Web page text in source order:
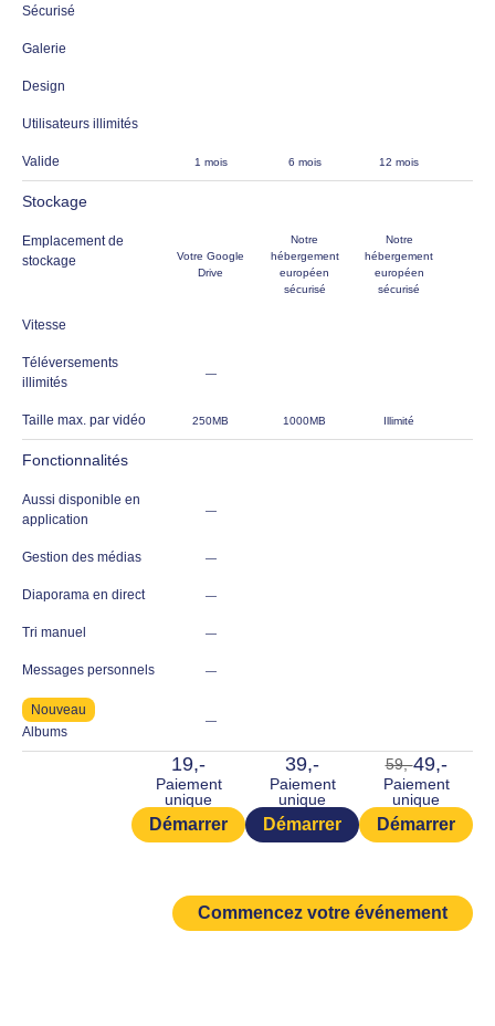
Sécurisé
Galerie
Design
Utilisateurs illimités
Valide 1 mois 6 mois 12 mois
Stockage
Emplacement de
stockage
Votre Google
Drive
Notre
hébergement
européen
sécurisé
Notre
hébergement
européen
sécurisé
Vitesse
Téléversements
illimités
—
Taille max. par vidéo 250MB 1000MB Illimité
Fonctionnalités
Aussi disponible en
application
—
Gestion des médias —
Diaporama en direct —
Tri manuel —
Messages personnels —
Nouveau
Albums
—
19,-
Paiement
unique
Démarrer
39,-
Paiement
unique
Démarrer
59,-49,-
Paiement
unique
Démarrer
Commencez votre événement